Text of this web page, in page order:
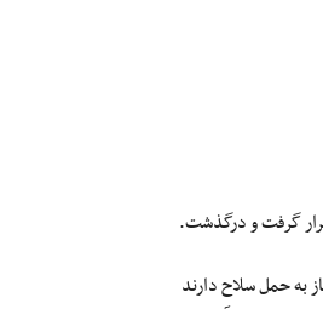
گرفت و درگذشت.
به حمل سلاح دارند